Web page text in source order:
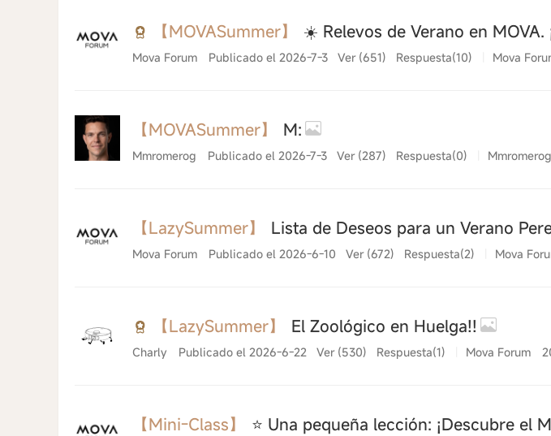
【MOVASummer】 ☀️ Relevos de Verano en MOVA.
Mova Forum Publicado el 2026-7-3 Ver (651) Respuesta(10) Mova
【MOVASummer】 M:
Mmromerog Publicado el 2026-7-3 Ver (287) Respuesta(0) Mmromerog
【LazySummer】 Lista de Deseos para un Verano
Mova Forum Publicado el 2026-6-10 Ver (672) Respuesta(2) Mova
【LazySummer】 El Zoológico en Huelga!!
Charly Publicado el 2026-6-22 Ver (530) Respuesta(1) Mova Forum
【Mini-Class】 ⭐ Una pequeña lección: ¡Descubre el